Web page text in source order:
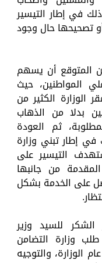
في إطار التيسير
تصحيحها حال وجود
المتوقع أن يسهم
المواطنين، حيث
الكثير من
بدلا من الذهاب
ثم العودة
إطار تبني وزارة
التيسير على
من جانبها
على الخدمة بشكل
للسيد وزير
وزارة التضامن
الوزارة، والتوجيه